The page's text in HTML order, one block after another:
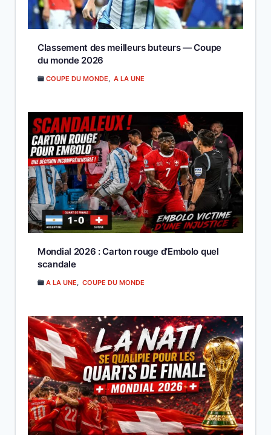
Classement des meilleurs buteurs — Coupe
du monde 2026
COUPE DU MONDE A LA UNE
Mondial 2026 : Carton rouge d’Embolo quel
scandale
A LA UNE, COUPE DU MONDE